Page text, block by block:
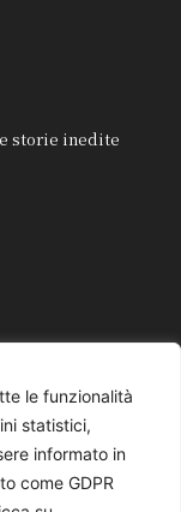
le funzionalità
statistici,
informato in
come GDPR
storie inedite